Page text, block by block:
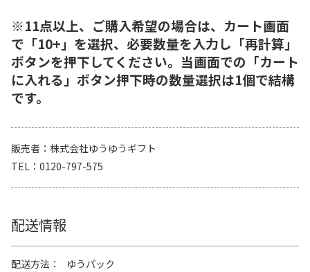
※11点以上、ご購入希望の場合は、カート画面
で「10+」を選択、必要数量を入力し「再計算」
ボタンを押下してください。当画面での「カート
に入れる」ボタン押下時の数量選択は1個で結構
です。
販売者
株式会社ゆうゆうギフト
TEL
0120-797-575
配送情報
配送方法
ゆうパック